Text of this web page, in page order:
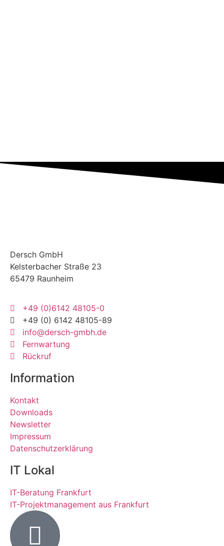
Dersch GmbH
Kelsterbacher Straße 23
65479 Raunheim
+49 (0)6142 48105-0
+49 (0) 6142 48105-89
info@dersch-gmbh.de
Fernwartung
Rückruf
Information
Kontakt
Downloads
Newsletter
Impressum
Datenschutzerklärung
IT Lokal
IT-Beratung Frankfurt
IT-Projektmanagement aus Frankfurt